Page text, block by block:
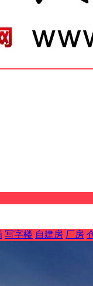
写字楼 自建房 厂房